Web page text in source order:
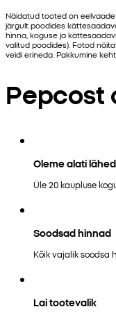
Näidatud tooted on
järgult poodides
hinna, koguse ja
valitud poodides). Fotod
veidi erineda. Pakkumine
Pepcost
Oleme alati
Üle 20 kaupluse
Soodsad hinnad
Kõik vajalik soodsa
Lai tootevalik